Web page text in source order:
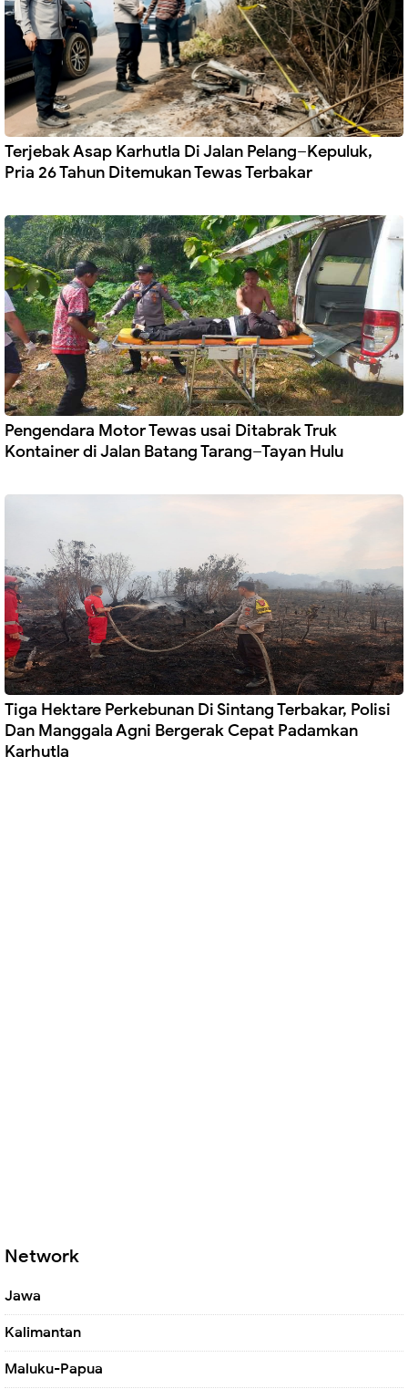
Terjebak Asap Karhutla Di Jalan Pelang–Kepuluk,
Pria 26 Tahun Ditemukan Tewas Terbakar
Pengendara Motor Tewas usai Ditabrak Truk
Kontainer di Jalan Batang Tarang–Tayan Hulu
Tiga Hektare Perkebunan Di Sintang Terbakar, Polisi
Dan Manggala Agni Bergerak Cepat Padamkan
Karhutla
Network
Jawa
Kalimantan
Maluku-Papua